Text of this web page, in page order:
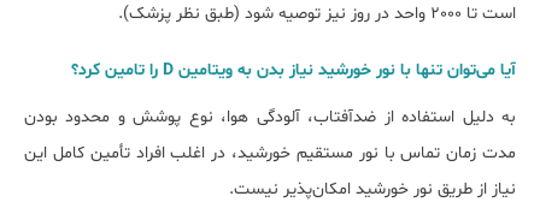
است تا 2000 واحد در روز نیز توصیه شود (طبق نظر پزشک).
آیا میﺗﻮان تنها ﺑﺎ ﻧﻮر ﺧﻮرﺷﯿﺪ ﻧﯿﺎز ﺑﺪن ﺑﻪ ویتامین D را تامین کرد؟
به دلیل استفاده از ضدآفتاب، آلودگی هوا، نوع پوشش و محدود بودن
مدت زمان تماس با نور مستقیم خورشید، در اغلب افراد تأمین کامل این
نیاز از طریق نور خورشید امکان‌پذیر نیست.